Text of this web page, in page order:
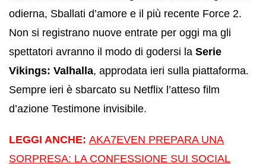
odierna, Sballati d’amore e il più recente Force 2.
Non si registrano nuove entrate per oggi ma gli
spettatori avranno il modo di godersi la Serie
Vikings: Valhalla, approdata ieri sulla piattaforma.
Sempre ieri è sbarcato su Netflix l’atteso film
d’azione Testimone invisibile.
LEGGI ANCHE: AKA7EVEN PREPARA UNA
SORPRESA: LA CONFESSIONE SUI SOCIAL